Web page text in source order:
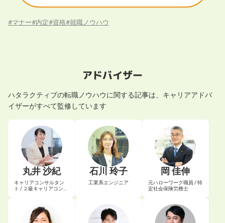
#マナー#内定#資格#就職ノウハウ
アドバイザー
ハタラクティブの転職ノウハウに関する記事は、キャリアアドバ
イザーがすべて監修しています
丸井 沙紀
キャリアコンサルタン
ト / ２級キャリアコンサ
石川 玲子
工業系エンジニア
岡 佳伸
元ハローワーク職員 / 特
定社会保険労務士